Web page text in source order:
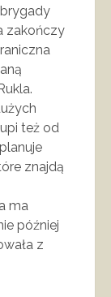
zakończy
też od
znajdą
ma
później
z